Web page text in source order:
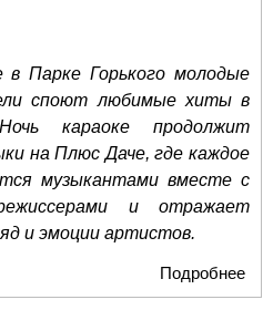
Парке Горького молодые
споют любимые хиты в
караоке продолжит
на Плюс Даче, где каждое
музыкантами вместе с
и отражает
и эмоции артистов.
Подробнее